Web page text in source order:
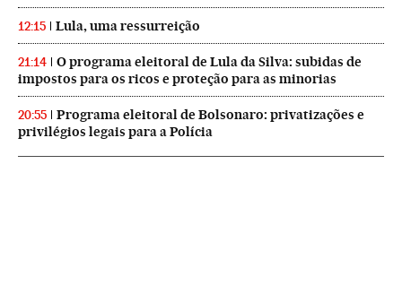
12:15 Lula, uma ressurreição
21:14
O programa eleitoral de Lula da Silva: subidas de
impostos para os ricos e proteção para as minorias
20:55
Programa eleitoral de Bolsonaro: privatizações e
privilégios legais para a Polícia